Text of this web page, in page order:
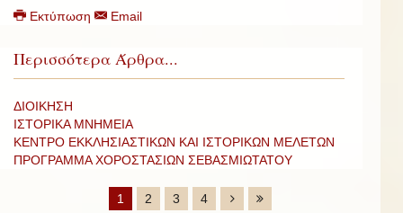
Εκτύπωση Email
Περισσότερα Άρθρα...
ΔΙΟΙΚΗΣΗ
ΙΣΤΟΡΙΚΑ ΜΝΗΜΕΙΑ
ΚΕΝΤΡΟ ΕΚΚΛΗΣΙΑΣΤΙΚΩΝ ΚΑΙ ΙΣΤΟΡΙΚΩΝ ΜΕΛΕΤΩΝ
ΠΡΟΓΡΑΜΜΑ ΧΟΡΟΣΤΑΣΙΩΝ ΣΕΒΑΣΜΙΩΤΑΤΟΥ
1 2 3 4